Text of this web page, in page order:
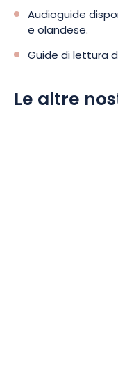
Audioguide
e olandese.
Guide di lettura
Le altre